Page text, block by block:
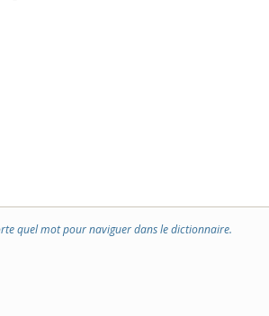
quel mot pour naviguer dans le dictionnaire.